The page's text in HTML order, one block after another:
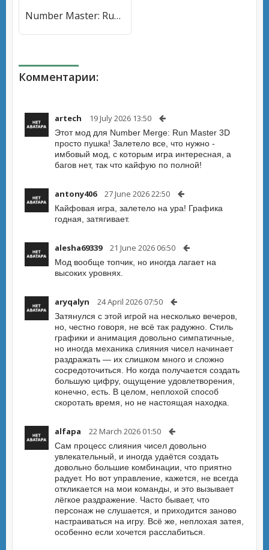
Number Master: Run and merge (Намбер Мастер) [МОД Unlocked] APK Android
Комментарии:
artech 19 July 2026 13:50
Этот мод для Number Merge: Run Master 3D
просто пушка! Залетело все, что нужно -
имбовый мод, с которым игра интересная, а
багов нет, так что кайфую по полной!
antony406 27 June 2026 22:50
Кайфовая игра, залетело на ура! Графика
годная, затягивает.
alesha69339 21 June 2026 06:50
Мод вообще топчик, но иногда лагает на
высоких уровнях.
aryqalyn 24 April 2026 07:50
Затянулся с этой игрой на несколько вечеров,
но, честно говоря, не всё так радужно. Стиль
графики и анимация довольно симпатичные,
но иногда механика слияния чисел начинает
раздражать — их слишком много и сложно
сосредоточиться. Но когда получается создать
большую цифру, ощущение удовлетворения,
конечно, есть. В целом, неплохой способ
скоротать время, но не настоящая находка.
alfapa 22 March 2026 01:50
Сам процесс слияния чисел довольно
увлекательный, и иногда удаётся создать
довольно большие комбинации, что приятно
радует. Но вот управление, кажется, не всегда
откликается на мои команды, и это вызывает
лёгкое раздражение. Часто бывает, что
персонаж не слушается, и приходится заново
настраиваться на игру. Всё же, неплохая затея,
особенно если хочется расслабиться.